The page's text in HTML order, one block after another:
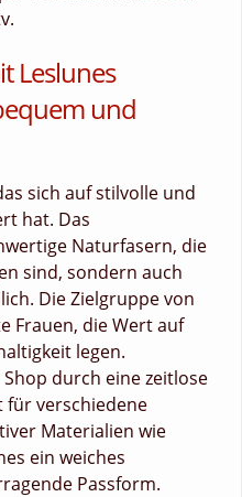
Leslunes
und
sich auf stilvolle und
hat. Das
Naturfasern, die
sind, sondern auch
Die Zielgruppe von
Frauen, die Wert auf
legen.
durch eine zeitlose
für verschiedene
Materialien wie
ein weiches
Passform.